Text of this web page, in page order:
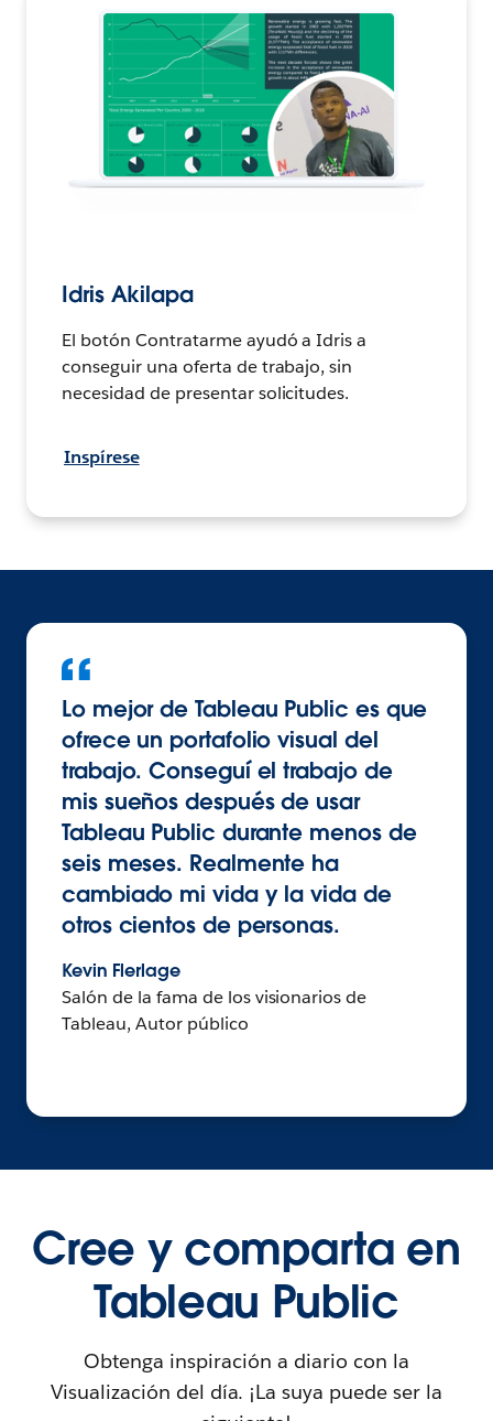
Idris Akilapa
El botón Contratarme ayudó a Idris a
conseguir una oferta de trabajo, sin
necesidad de presentar solicitudes.
Inspírese
Lo mejor de Tableau Public es que
ofrece un portafolio visual del
trabajo. Conseguí el trabajo de
mis sueños después de usar
Tableau Public durante menos de
seis meses. Realmente ha
cambiado mi vida y la vida de
otros cientos de personas.
Kevin Flerlage
Salón de la fama de los visionarios de
Tableau, Autor público
Cree y comparta en
Tableau Public
Obtenga inspiración a diario con la
Visualización del día. ¡La suya puede ser la